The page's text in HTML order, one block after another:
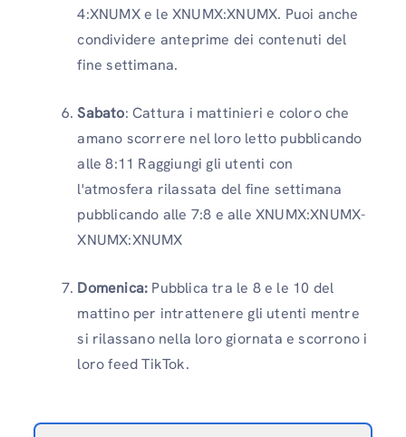
4:XNUMX e le XNUMX:XNUMX. Puoi anche
condividere anteprime dei contenuti del
fine settimana.
Sabato: Cattura i mattinieri e coloro che
amano scorrere nel loro letto pubblicando
alle 8:11 Raggiungi gli utenti con
l'atmosfera rilassata del fine settimana
pubblicando alle 7:8 e alle XNUMX:XNUMX-
XNUMX:XNUMX
Domenica: Pubblica tra le 8 e le 10 del
mattino per intrattenere gli utenti mentre
si rilassano nella loro giornata e scorrono i
loro feed TikTok.